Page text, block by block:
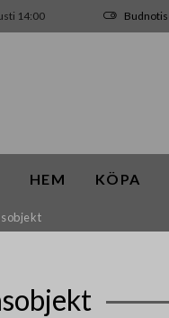
14:00
HEM KÖPA